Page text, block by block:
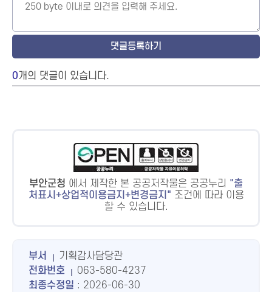
0개의 댓글이 있습니다.
부안군청 에서 제작한 본 공공저작물은 공공누리
출
처표시+상업적이용금지+변경금지
조건에 따라 이용
할 수 있습니다.
부서
기획감사담당관
전화번호
063-580-4237
최종수정일 : 2026-06-30